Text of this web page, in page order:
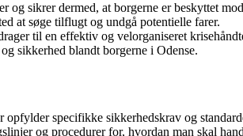
og sikrer dermed, at borgerne er beskyttet
at søge tilflugt og undgå potentielle farer.
til en effektiv og velorganiseret
sikkerhed blandt borgerne i Odense.
specifikke sikkerhedskrav og
og procedurer for, hvordan man skal